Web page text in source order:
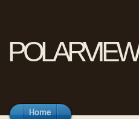
polarview
Home